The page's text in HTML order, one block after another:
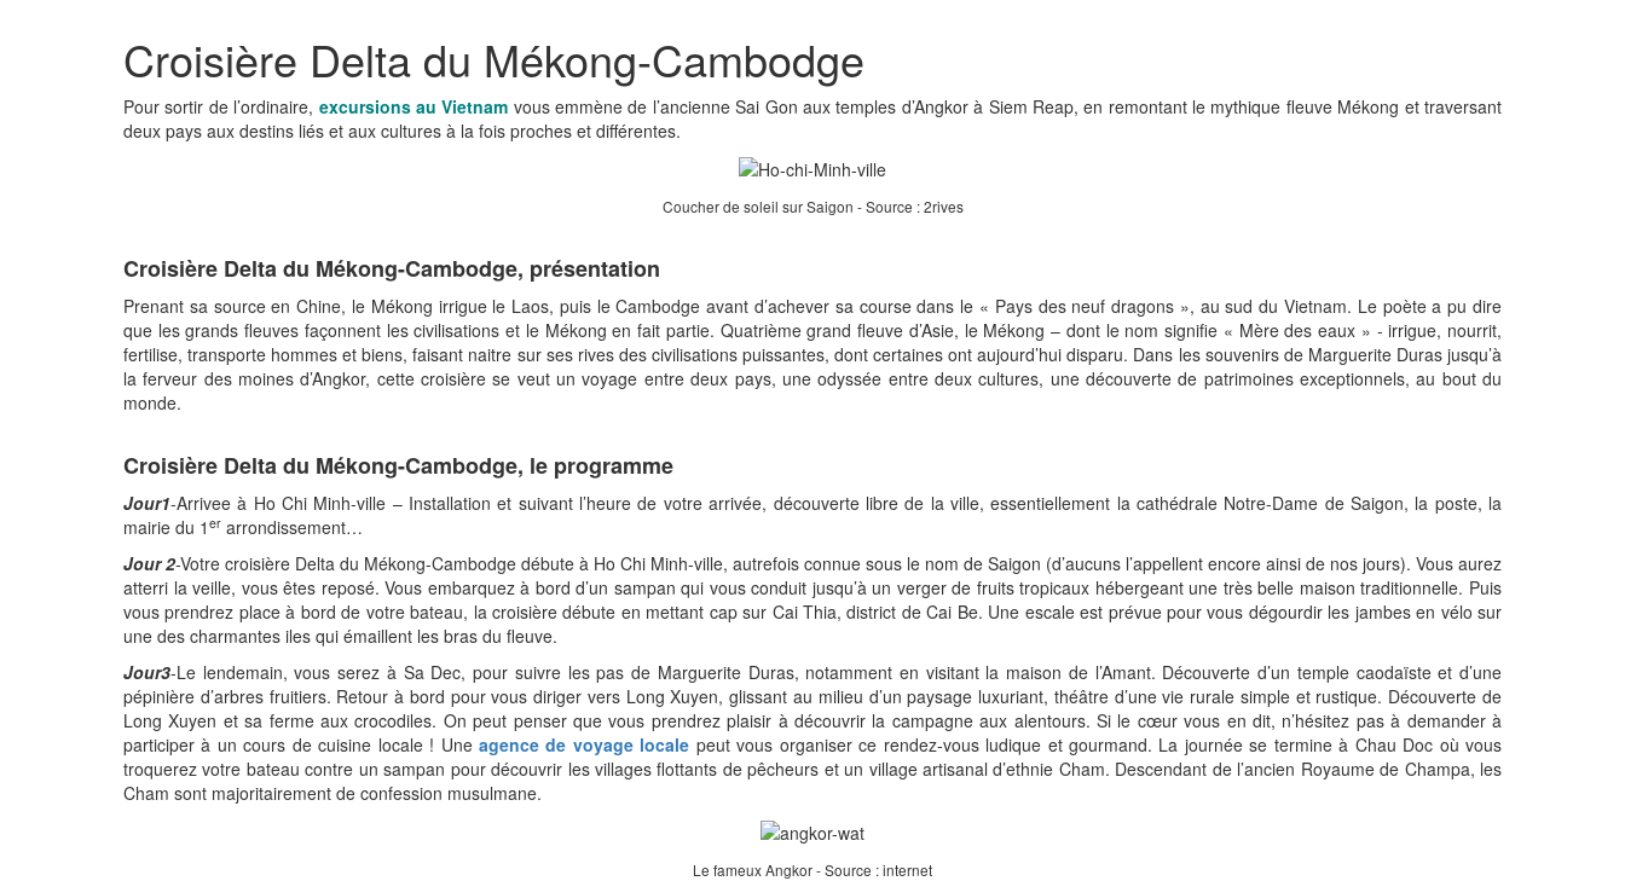
Croisière Delta du Mékong-Cambodge
Pour sortir de l’ordinaire, excursions au Vietnam vous emmène de l’ancienne Sai Gon aux temples d’Angkor à Siem Reap, en remontant le mythique fleuve Mékong et traversant
deux pays aux destins liés et aux cultures à la fois proches et différentes.
Coucher de soleil sur Saigon - Source : 2rives
Croisière Delta du Mékong-Cambodge, présentation
Prenant sa source en Chine, le Mékong irrigue le Laos, puis le Cambodge avant d’achever sa course dans le « Pays des neuf dragons », au sud du Vietnam. Le poète a pu dire
que les grands fleuves façonnent les civilisations et le Mékong en fait partie. Quatrième grand fleuve d’Asie, le Mékong – dont le nom signifie « Mère des eaux » - irrigue, nourrit,
fertilise, transporte hommes et biens, faisant naitre sur ses rives des civilisations puissantes, dont certaines ont aujourd’hui disparu. Dans les souvenirs de Marguerite Duras jusqu’à
la ferveur des moines d’Angkor, cette croisière se veut un voyage entre deux pays, une odyssée entre deux cultures, une découverte de patrimoines exceptionnels, au bout du
monde.
Croisière Delta du Mékong-Cambodge, le programme
Jour1-Arrivee à Ho Chi Minh-ville – Installation et suivant l’heure de votre arrivée, découverte libre de la ville, essentiellement la cathédrale Notre-Dame de Saigon, la poste, la
mairie du 1 er arrondissement…
Jour 2-Votre croisière Delta du Mékong-Cambodge débute à Ho Chi Minh-ville, autrefois connue sous le nom de Saigon (d’aucuns l’appellent encore ainsi de nos jours). Vous aurez
atterri la veille, vous êtes reposé. Vous embarquez à bord d’un sampan qui vous conduit jusqu’à un verger de fruits tropicaux hébergeant une très belle maison traditionnelle. Puis
vous prendrez place à bord de votre bateau, la croisière débute en mettant cap sur Cai Thia, district de Cai Be. Une escale est prévue pour vous dégourdir les jambes en vélo sur
une des charmantes iles qui émaillent les bras du fleuve.
Jour3-Le lendemain, vous serez à Sa Dec, pour suivre les pas de Marguerite Duras, notamment en visitant la maison de l’Amant. Découverte d’un temple caodaïste et d’une
pépinière d’arbres fruitiers. Retour à bord pour vous diriger vers Long Xuyen, glissant au milieu d’un paysage luxuriant, théâtre d’une vie rurale simple et rustique. Découverte de
Long Xuyen et sa ferme aux crocodiles. On peut penser que vous prendrez plaisir à découvrir la campagne aux alentours. Si le cœur vous en dit, n’hésitez pas à demander à
participer à un cours de cuisine locale ! Uneagence de voyage locale peut vous organiser ce rendez-vous ludique et gourmand. La journée se termine à Chau Doc où vous
troquerez votre bateau contre un sampan pour découvrir les villages flottants de pêcheurs et un village artisanal d’ethnie Cham. Descendant de l’ancien Royaume de Champa, les
Cham sont majoritairement de confession musulmane.
Le fameux Angkor - Source : internet